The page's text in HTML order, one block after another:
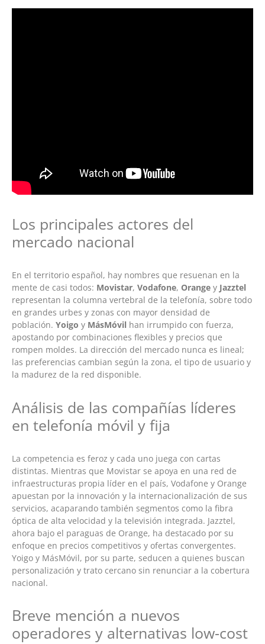
Los principales actores del
mercado nacional
En el territorio español, hay nombres que resuenan en la
mente de casi todos: Movistar, Vodafone, Orange y Jazztel
representan la columna vertebral de la telefonía, sobre todo
en grandes urbes y zonas con mayor densidad de
población. Yoigo y MásMóvil han irrumpido con fuerza,
apostando por combinaciones flexibles y precios que
rompen moldes. La dirección del mercado nunca es lineal;
las preferencias cambian según la zona, el tipo de usuario y
la madurez de la red disponible.
Análisis de las compañías líderes
en telefonía móvil y fija
La competencia es feroz y cada uno juega con cartas
distintas. Mientras que Movistar se apoya en una red de
infraestructuras propia líder en el país, Vodafone y Orange
apuestan por la innovación y la internacionalización de sus
servicios, acaparando también segmentos como la fibra
óptica de alta velocidad y la televisión integrada. Jazztel,
ahora bajo el paraguas de Orange, ha destacado por su
enfoque en precios competitivos y ofertas convergentes.
Yoigo y MásMóvil, por su parte, seducen a quienes buscan
personalización y trato cercano sin renunciar a la cobertura
nacional.
Breve mención a nuevos
operadores y alternativas low-cost